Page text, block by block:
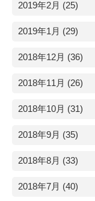
2019年2月 (25)
2019年1月 (29)
2018年12月 (36)
2018年11月 (26)
2018年10月 (31)
2018年9月 (35)
2018年8月 (33)
2018年7月 (40)